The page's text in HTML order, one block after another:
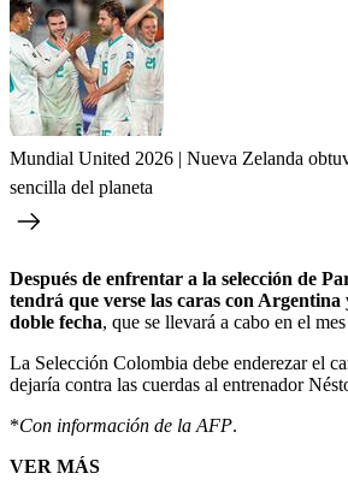
Mundial United 2026 | Nueva Zelanda
sencilla del planeta
Después de enfrentar a la selección de
tendrá que verse las caras con Argentina
doble fecha, que se llevará a cabo en el
La Selección Colombia debe enderezar el
dejaría contra las cuerdas al entrenador
*Con información de la AFP.
VER MÁS